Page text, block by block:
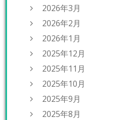
2026年3月
2026年2月
2026年1月
2025年12月
2025年11月
2025年10月
2025年9月
2025年8月